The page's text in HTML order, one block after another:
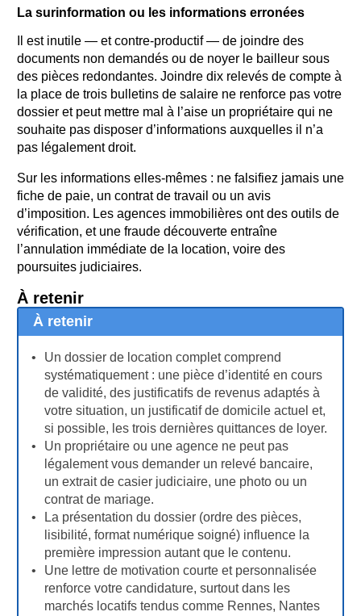
La surinformation ou les informations erronées
Il est inutile — et contre-productif — de joindre des
documents non demandés ou de noyer le bailleur sous
des pièces redondantes. Joindre dix relevés de compte à
la place de trois bulletins de salaire ne renforce pas votre
dossier et peut mettre mal à l’aise un propriétaire qui ne
souhaite pas disposer d’informations auxquelles il n’a
pas légalement droit.
Sur les informations elles-mêmes : ne falsifiez jamais une
fiche de paie, un contrat de travail ou un avis
d’imposition. Les agences immobilières ont des outils de
vérification, et une fraude découverte entraîne
l’annulation immédiate de la location, voire des
poursuites judiciaires.
À retenir
À retenir
Un dossier de location complet comprend
systématiquement : une pièce d’identité en cours
de validité, des justificatifs de revenus adaptés à
votre situation, un justificatif de domicile actuel et,
si possible, les trois dernières quittances de loyer.
Un propriétaire ou une agence ne peut pas
légalement vous demander un relevé bancaire,
un extrait de casier judiciaire, une photo ou un
contrat de mariage.
La présentation du dossier (ordre des pièces,
lisibilité, format numérique soigné) influence la
première impression autant que le contenu.
Une lettre de motivation courte et personnalisée
renforce votre candidature, surtout dans les
marchés locatifs tendus comme Rennes, Nantes